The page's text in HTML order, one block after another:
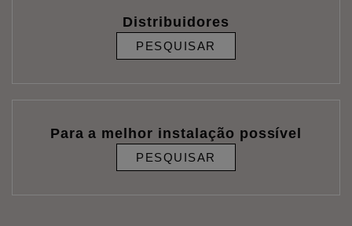
Distribuidores
PESQUISAR
Para a melhor instalação possível
PESQUISAR